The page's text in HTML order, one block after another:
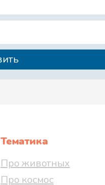
Тематика
Про животных
Про космос